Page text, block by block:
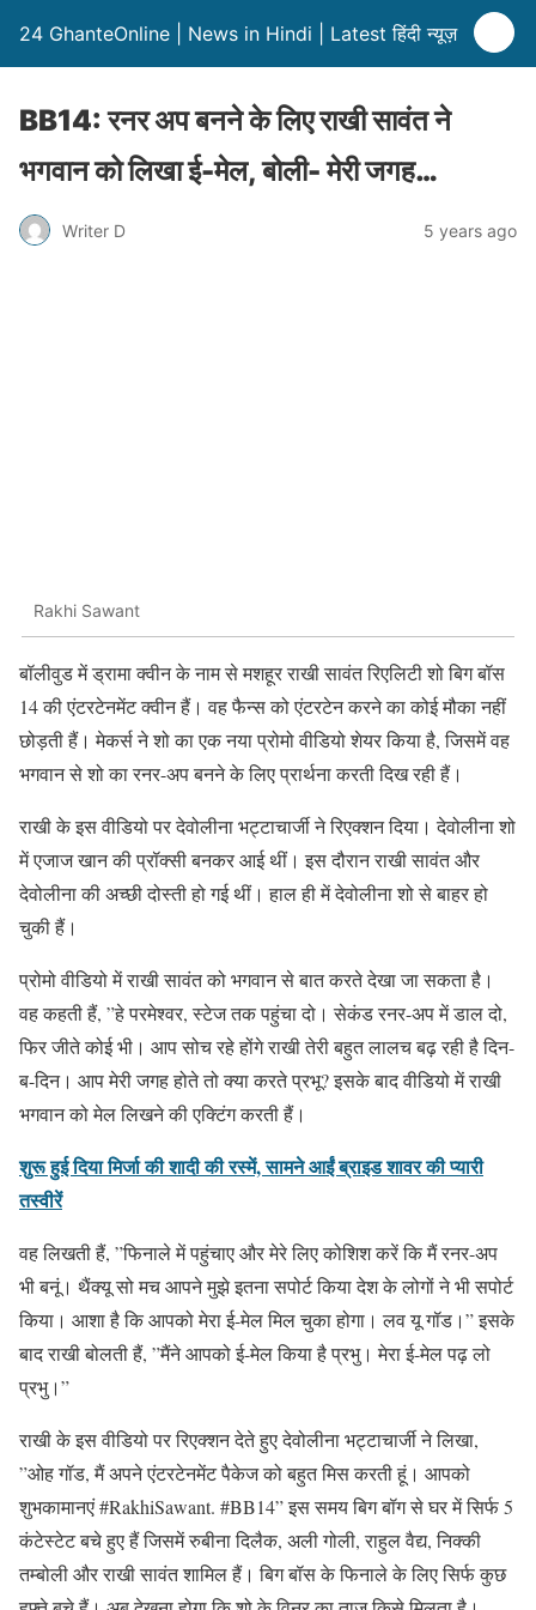
24 GhanteOnline | News in Hindi | Latest हिंदी न्यूज़
BB14: रनर अप बनने के लिए राखी सावंत ने
भगवान को लिखा ई-मेल, बोली- मेरी जगह…
Writer D 5 years ago
Rakhi Sawant
बॉलीवुड में ड्रामा क्वीन के नाम से मशहूर राखी सावंत रिएलिटी शो बिग बॉस
14 की एंटरटेनमेंट क्वीन हैं। वह फैन्स को एंटरटेन करने का कोई मौका नहीं
छोड़ती हैं। मेकर्स ने शो का एक नया प्रोमो वीडियो शेयर किया है, जिसमें वह
भगवान से शो का रनर-अप बनने के लिए प्रार्थना करती दिख रही हैं।
राखी के इस वीडियो पर देवोलीना भट्टाचार्जी ने रिएक्शन दिया। देवोलीना शो
में एजाज खान की प्रॉक्सी बनकर आई थीं। इस दौरान राखी सावंत और
देवोलीना की अच्छी दोस्ती हो गई थीं। हाल ही में देवोलीना शो से बाहर हो
चुकी हैं।
प्रोमो वीडियो में राखी सावंत को भगवान से बात करते देखा जा सकता है।
वह कहती हैं, ”हे परमेश्वर, स्टेज तक पहुंचा दो। सेकंड रनर-अप में डाल दो,
फिर जीते कोई भी। आप सोच रहे होंगे राखी तेरी बहुत लालच बढ़ रही है दिन-
ब-दिन। आप मेरी जगह होते तो क्या करते प्रभू? इसके बाद वीडियो में राखी
भगवान को मेल लिखने की एक्टिंग करती हैं।
शुरू हुई दिया मिर्जा की शादी की रस्में, सामने आईं ब्राइड शावर की प्यारी
तस्वीरें
वह लिखती हैं, ”फिनाले में पहुंचाए और मेरे लिए कोशिश करें कि मैं रनर-अप
भी बनूं। थैंक्यू सो मच आपने मुझे इतना सपोर्ट किया देश के लोगों ने भी सपोर्ट
किया। आशा है कि आपको मेरा ई-मेल मिल चुका होगा। लव यू गॉड।” इसके
बाद राखी बोलती हैं, ”मैंने आपको ई-मेल किया है प्रभु। मेरा ई-मेल पढ़ लो
प्रभु।”
राखी के इस वीडियो पर रिएक्शन देते हुए देवोलीना भट्टाचार्जी ने लिखा,
”ओह गॉड, मैं अपने एंटरटेनमेंट पैकेज को बहुत मिस करती हूं। आपको
शुभकामानएं #RakhiSawant. #BB14” इस समय बिग बॉग से घर में सिर्फ 5
कंटेस्टेट बचे हुए हैं जिसमें रुबीना दिलैक, अली गोली, राहुल वैद्य, निक्की
तम्बोली और राखी सावंत शामिल हैं। बिग बॉस के फिनाले के लिए सिर्फ कुछ